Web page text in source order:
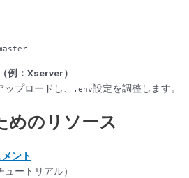
heroku master
例：Xserver）
プロードし、
.env設定を調整します。
めのリソース
ント
ュートリアル）